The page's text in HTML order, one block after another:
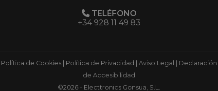
TELÉFONO
+34 928 11 49 83
Política de Cookies Política de Privacidad Aviso Legal
Declaración
de Accesibilidad
©2026 - Electtronics Gonsua, S.L.